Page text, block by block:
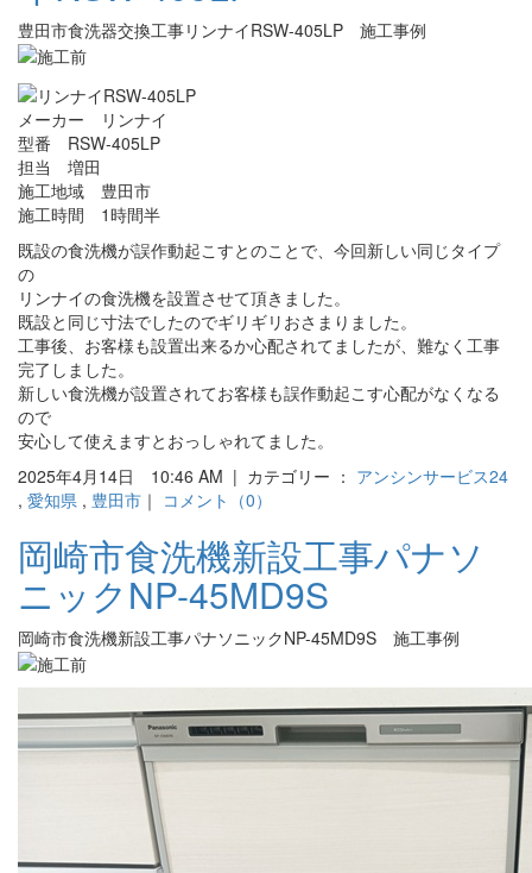
豊田市食洗器交換工事リンナイRSW-405LP 施工事例
メーカー リンナイ
型番 RSW-405LP
担当 増田
施工地域 豊田市
施工時間 1時間半
既設の食洗機が誤作動起こすとのことで、今回新しい同じタイプ
の
リンナイの食洗機を設置させて頂きました。
既設と同じ寸法でしたのでギリギリおさまりました。
工事後、お客様も設置出来るか心配されてましたが、難なく工事
完了しました。
新しい食洗機が設置されてお客様も誤作動起こす心配がなくなる
ので
安心して使えますとおっしゃれてました。
2025年4月14日 10:46 AM | カテゴリー ： アンシンサービス24
, 愛知県 , 豊田市 ｜ コメント（0）
岡崎市食洗機新設工事パナソ
ニックNP-45MD9S
岡崎市食洗機新設工事パナソニックNP-45MD9S 施工事例